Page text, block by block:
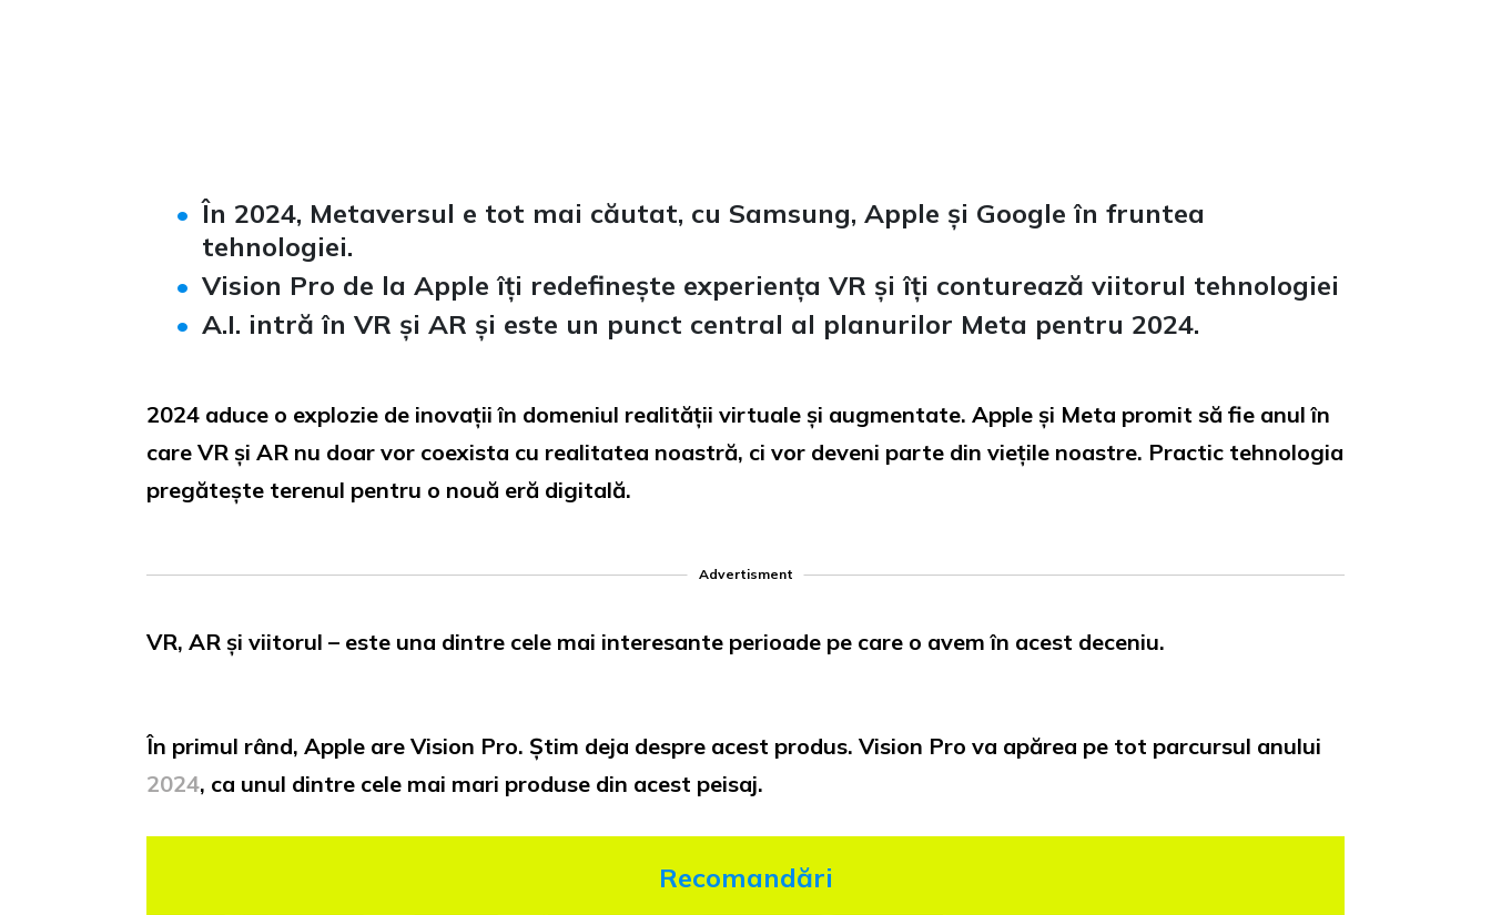
În 2024, Metaversul e tot mai căutat, cu Samsung, Apple și Google în fruntea
tehnologiei.
Vision Pro de la Apple îți redefinește experiența VR și îți conturează viitorul tehnologiei
A.I. intră în VR și AR și este un punct central al planurilor Meta pentru 2024.
2024 aduce o explozie de inovații în domeniul realității virtuale și augmentate. Apple și Meta promit să fie anul în
care VR și AR nu doar vor coexista cu realitatea noastră, ci vor deveni parte din viețile noastre. Practic tehnologia
pregătește terenul pentru o nouă eră digitală.
Advertisment
VR, AR și viitorul – este una dintre cele mai interesante perioade pe care o avem în acest deceniu.
În primul rând, Apple are Vision Pro. Știm deja despre acest produs. Vision Pro va apărea pe tot parcursul anului
2024, ca unul dintre cele mai mari produse din acest peisaj.
Recomandări